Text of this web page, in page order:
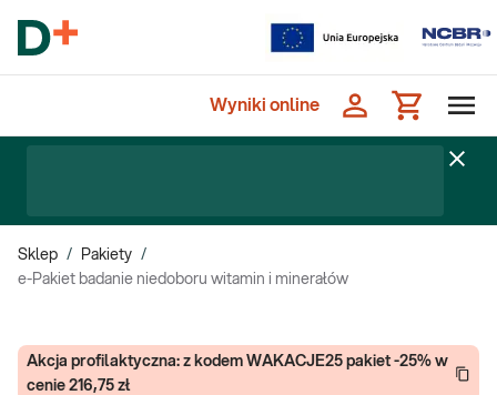
Wyniki online
Sklep / Pakiety /
e-Pakiet badanie niedoboru witamin i minerałów
Akcja profilaktyczna: z kodem WAKACJE25 pakiet -25% w
cenie 216,75 zł